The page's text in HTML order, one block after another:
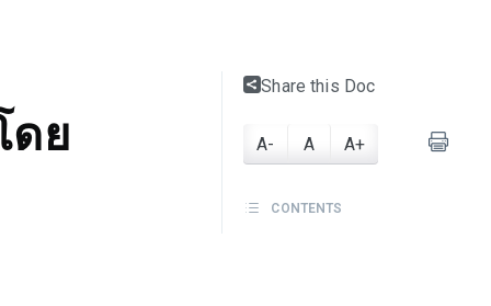
ดย
Share this Doc
A- A A+
CONTENTS